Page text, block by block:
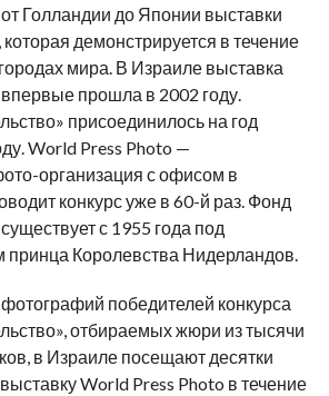
Голландии до Японии выставки
демонстрируется в течение
мира. В Израиле выставка
прошла в 2002 году.
присоединилось на год
World Press Photo —
организация с офисом в
конкурс уже в 60-й раз. Фонд
с 1955 года под
принца Королевства Нидерландов.
победителей конкурса
отбираемых жюри из тысячи
в Израиле посещают десятки
World Press Photo в течение